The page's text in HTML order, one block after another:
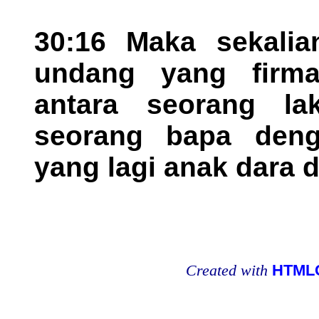
30:16 Maka
undang yang
antara seorang
seorang bapa
yang lagi anak dara
Created with